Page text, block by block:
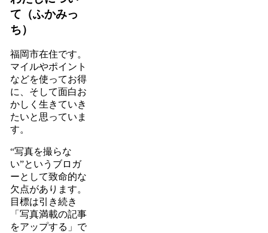
て（ふかみっ
ち）
福岡市在住です。
マイルやポイント
などを使ってお得
に、そして面白お
かしく生きていき
たいと思っていま
す。
“写真を撮らな
い”というブロガ
ーとして致命的な
欠点があります。
目標は引き続き
「写真満載の記事
をアップする」で